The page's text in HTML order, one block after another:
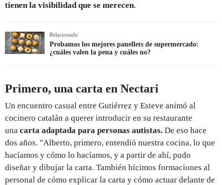
tienen la visibilidad que se merecen.
Relacionado
Probamos los mejores panellets de supermercado:
¿cuáles valen la pena y cuáles no?
Primero, una carta en Nectari
Un encuentro casual entre Gutiérrez y Esteve animó al
cocinero catalán a querer introducir en su restaurante
una carta adaptada para personas autistas. De eso hace
dos años. "Alberto, primero, entendió nuestra cocina, lo que
hacíamos y cómo lo hacíamos, y a partir de ahí, pudo
diseñar y dibujar la carta. También hicimos formaciones al
personal de cómo explicar la carta y cómo actuar delante de